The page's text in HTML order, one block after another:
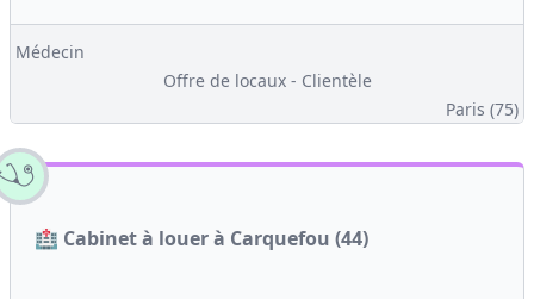
Médecin
Offre de locaux - Clientèle
Paris (75)
🏥 Cabinet à louer à Carquefou (44)